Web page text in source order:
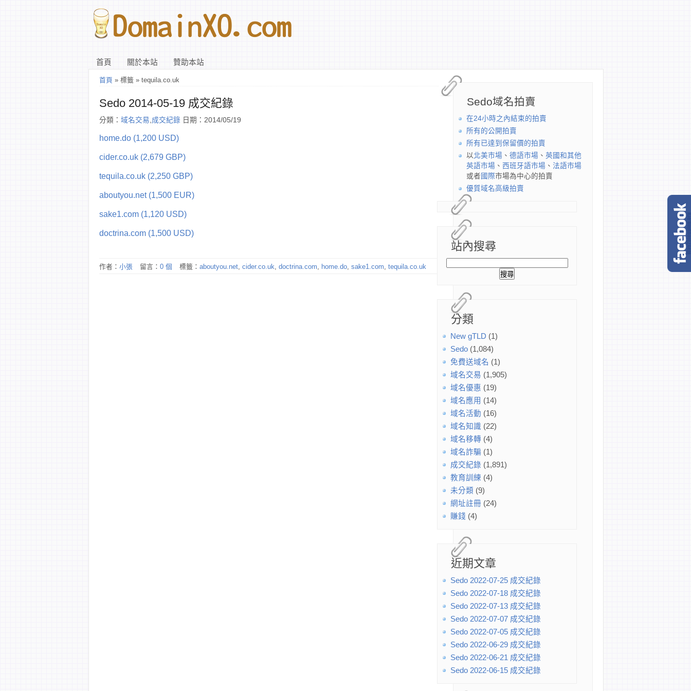
首頁 關於本站 贊助本站
Sedo域名拍賣
在24小時之內結束的拍賣
所有的公開拍賣
所有已達到保留價的拍賣
以北美市場 、 德語市場 、 英國和其他
英語市場 、 西班牙語市場 、 法語市場
或者 國際市場為中心的拍賣
優質域名高級拍賣
站內搜尋
分類
New gTLD (1)
Sedo (1,084)
免費送域名 (1)
域名交易 (1,905)
域名優惠 (19)
域名應用 (14)
域名活動 (16)
域名知識 (22)
域名移轉 (4)
域名詐騙 (1)
成交紀錄 (1,891)
教育訓練 (4)
未分類 (9)
網址註冊 (24)
賺錢 (4)
近期文章
Sedo 2022-07-25 成交紀錄
Sedo 2022-07-18 成交紀錄
Sedo 2022-07-13 成交紀錄
Sedo 2022-07-07 成交紀錄
Sedo 2022-07-05 成交紀錄
Sedo 2022-06-29 成交紀錄
Sedo 2022-06-21 成交紀錄
Sedo 2022-06-15 成交紀錄
首頁 » 標籤 » tequila.co.uk
Sedo 2014-05-19 成交紀錄
分類： 域名交易,成交紀錄 日期：2014/05/19
home.do (1,200 USD)
cider.co.uk (2,679 GBP)
tequila.co.uk (2,250 GBP)
aboutyou.net (1,500 EUR)
sake1.com (1,120 USD)
doctrina.com (1,500 USD)
作者： 小張 留言： 0 個 標籤： aboutyou.net, cider.co.uk, doctrina.com, home.do, sake1.com, tequila.co.uk